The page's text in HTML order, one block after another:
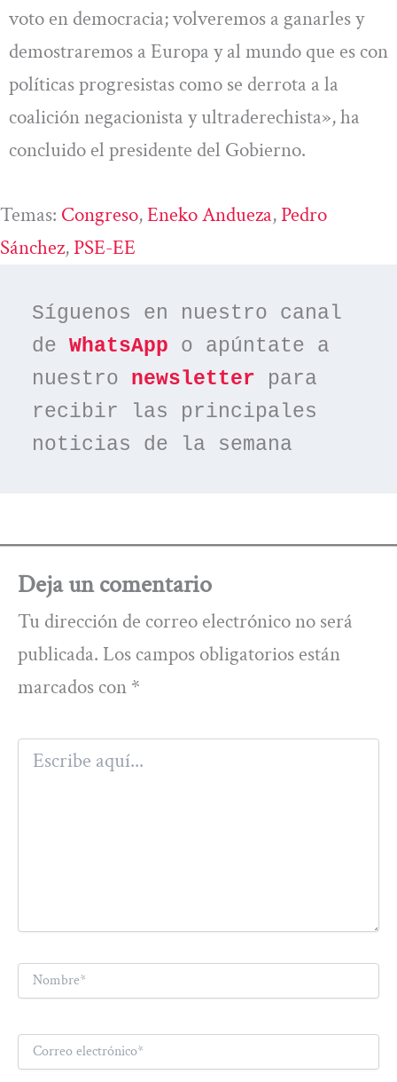
voto en democracia; volveremos a ganarles y
demostraremos a Europa y al mundo que es con
políticas progresistas como se derrota a la
coalición negacionista y ultraderechista», ha
concluido el presidente del Gobierno.
Temas: Congreso, Eneko Andueza, Pedro
Sánchez, PSE-EE
Síguenos en nuestro canal
de WhatsApp o apúntate a
nuestro newsletter para
recibir las principales
noticias de la semana
Deja un comentario
Tu dirección de correo electrónico no será
publicada. Los campos obligatorios están
marcados con *
aquí...
Nombre*
Correo
electrónico*